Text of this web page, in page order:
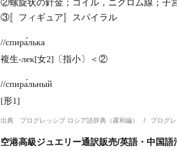
②螺旋状の針金；コイル，ニクロム線；子
③〚フィギュア〛スパイラル
//спира́лька
複生-лек[女2]〔指小〕＜②
//спира́льный
[形1]
出典 プログレッシブ ロシア語辞典（露和編） プログ
空港高級ジュエリー通訳販売/英語・中国